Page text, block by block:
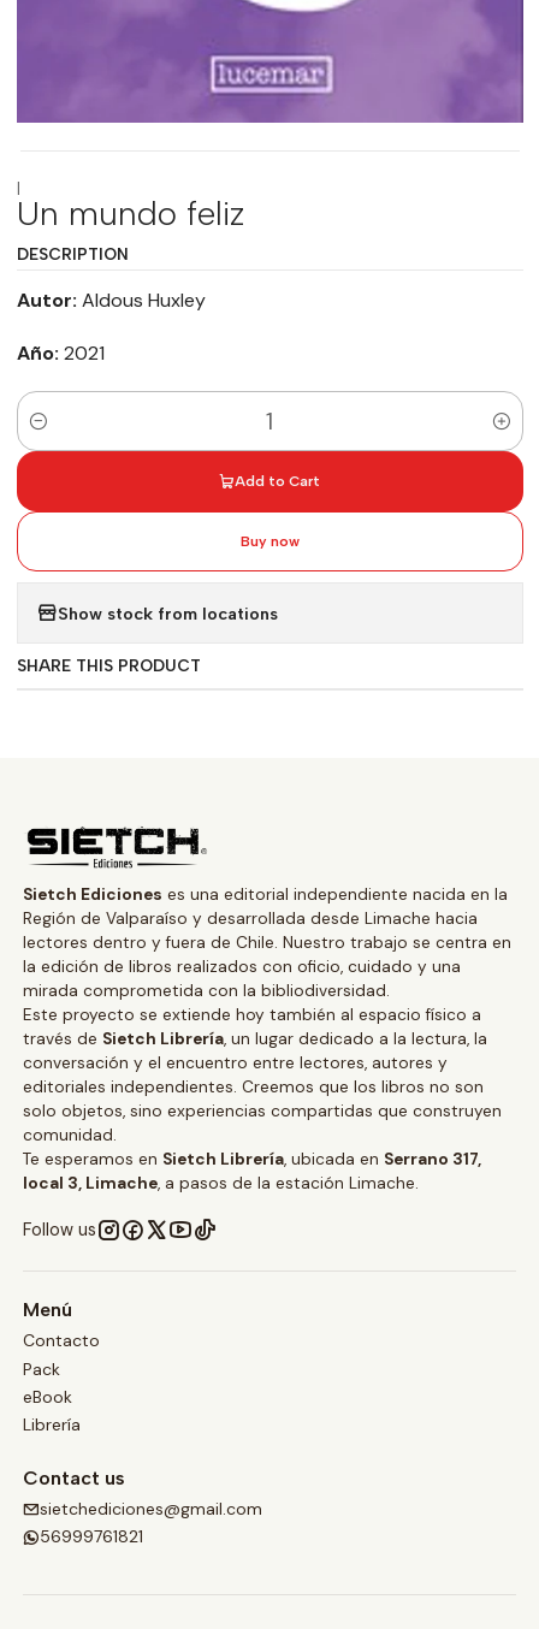
|
Un mundo feliz
DESCRIPTION
Autor: Aldous Huxley
Año: 2021
Quantity
Add to Cart
Buy now
Show stock from locations
SHARE THIS PRODUCT
Sietch Ediciones es una editorial independiente nacida en la
Región de Valparaíso y desarrollada desde Limache hacia
lectores dentro y fuera de Chile. Nuestro trabajo se centra en
la edición de libros realizados con oficio, cuidado y una
mirada comprometida con la bibliodiversidad.
Este proyecto se extiende hoy también al espacio físico a
través de Sietch Librería, un lugar dedicado a la lectura, la
conversación y el encuentro entre lectores, autores y
editoriales independientes. Creemos que los libros no son
solo objetos, sino experiencias compartidas que construyen
comunidad.
Te esperamos en Sietch Librería, ubicada en Serrano 317,
local 3, Limache, a pasos de la estación Limache.
Follow us
Menú
Contacto
Pack
eBook
Librería
Contact us
sietchediciones@gmail.com
56999761821